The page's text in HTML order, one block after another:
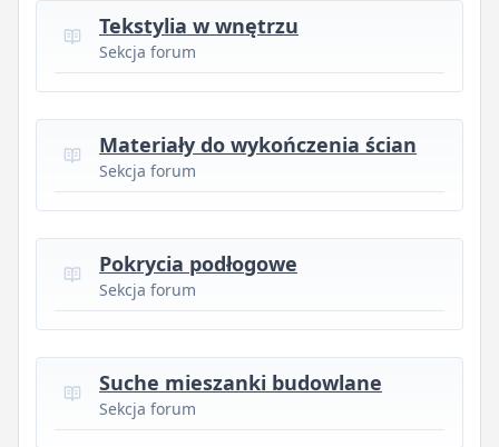
Tekstylia w wnętrzu
Sekcja forum
Materiały do wykończenia ścian
Sekcja forum
Pokrycia podłogowe
Sekcja forum
Suche mieszanki budowlane
Sekcja forum